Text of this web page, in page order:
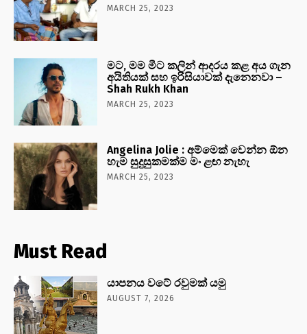
MARCH 25, 2023
මට, මම මීට කලින් ආදරය කළ අය ගැන
අයිතියක් සහ ඉරිසියාවක් දැනෙනවා –
Shah Rukh Khan
MARCH 25, 2023
Angelina Jolie : අම්මෙක් වෙන්න ඕන
හැම සුදුසුකමක්ම මං ළඟ නැහැ
MARCH 25, 2023
Must Read
යාපනය වටේ රවුමක් යමු
AUGUST 7, 2026